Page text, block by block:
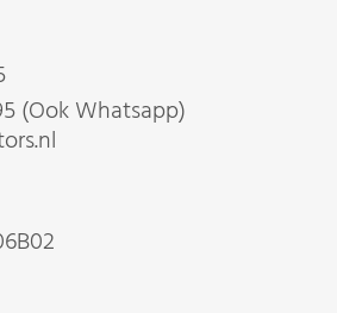
(Ook Whatsapp)